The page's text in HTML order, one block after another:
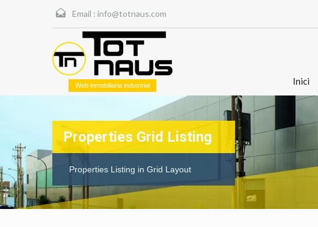
Email : info@totnaus.com
Web inmobiliaria industrial Inici
Properties Grid Listing
Properties Listing in Grid Layout